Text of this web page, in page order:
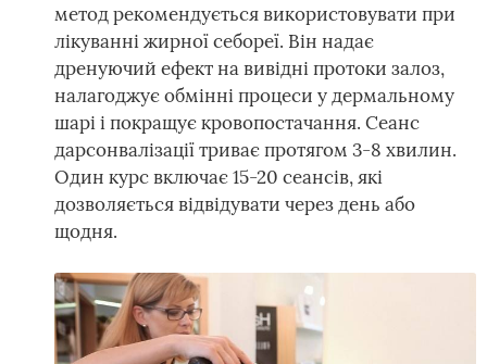
метод рекомендується використовувати при
лікуванні жирної себореї. Він надає
дренуючий ефект на вивідні протоки залоз,
налагоджує обмінні процеси у дермальному
шарі і покращує кровопостачання. Сеанс
дарсонвалізації триває протягом 3-8 хвилин.
Один курс включає 15-20 сеансів, які
дозволяється відвідувати через день або
щодня.